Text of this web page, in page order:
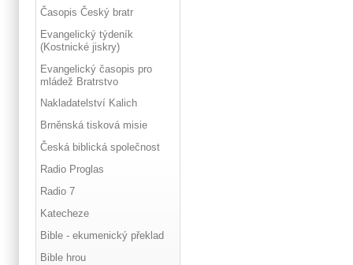
Časopis Český bratr
Evangelický týdeník
(Kostnické jiskry)
Evangelický časopis pro
mládež Bratrstvo
Nakladatelství Kalich
Brněnská tisková misie
Česká biblická společnost
Radio Proglas
Radio 7
Katecheze
Bible - ekumenický překlad
Bible hrou